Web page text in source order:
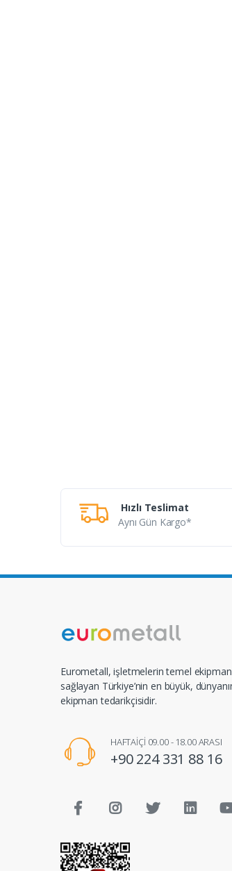
Hızlı Teslimat
Aynı Gün Kargo*
Eurometall, işletmelerin temel ekipman
sağlayan Türkiye’nin en büyük,
ekipman tedarikçisidir.
HAFTAİÇİ 09.00 - 18.00 ARASI
+90 224 331 88 16